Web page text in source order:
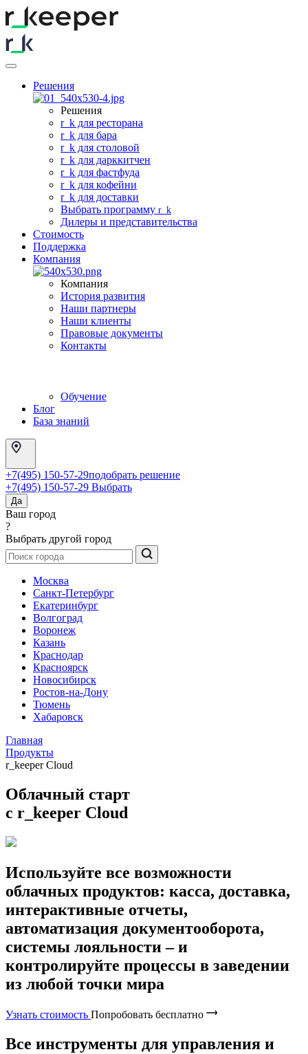
Решения
Решения
r_ k для ресторана
r_ k для бара
r_ k для столовой
r_ k для дарккитчен
r_ k для фастфуда
r_ k для кофейни
r_ k для доставки
Выбрать программу r k
Дилеры и представительства
Стоимость
Поддержка
Компания
Компания
История развития
Наши партнеры
Наши клиенты
Правовые документы
Контакты
Обучение
Блог
База знаний
+7(495) 150-57-29подобрать решение
+7(495) 150-57-29 Выбрать
Да
Ваш город
?
Выбрать другой город
Москва
Санкт-Петербург
Екатеринбург
Волгоград
Воронеж
Казань
Краснодар
Красноярск
Новосибирск
Ростов-на-Дону
Тюмень
Хабаровск
Главная
Продукты
r_keeper Cloud
Облачный старт
c r keeper Cloud
Используйте все возможности
облачных продуктов: касса, доставка,
интерактивные отчеты,
автоматизация документооборота,
системы лояльности – и
контролируйте процессы в заведении
из любой точки мира
Узнать стоимость Попробовать бесплатно
Все инструменты для управления и